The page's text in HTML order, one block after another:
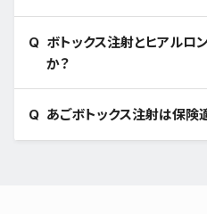
ボトックス注射とヒアルロ
か？
あごボトックス注射は保険